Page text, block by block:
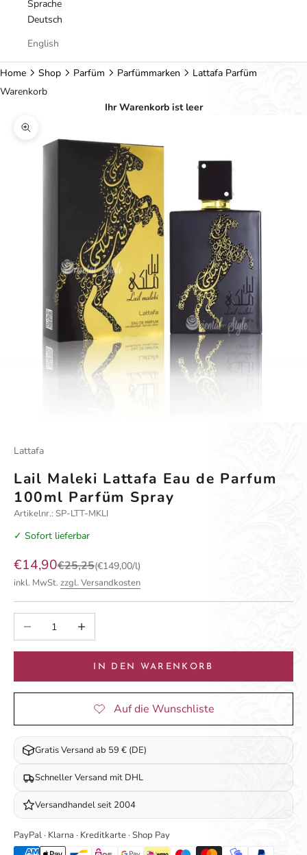
Sprache
Deutsch
English
Home Shop Parfüm Parfümmarken
Lattafa Parfüm
Warenkorb
Ihr Warenkorb ist leer
Bild vergrößern
Lattafa
Lail Maleki Lattafa Eau de Parfum
100ml Parfüm Spray
Artikelnr.: SP-LTT-MKLI
✓ Sofort lieferbar
Angebot
€14,90Regulärer Preis
€25,25(€149,00/l)
inkl. MwSt. zzgl. Versandkosten
Anzahl verringernAnzahl erhöhen
IN DEN WARENKORB
Gratis Versand ab 59 € (DE)
Schneller Versand mit DHL
Versandhandel seit 2004
PayPal · Klarna · Kreditkarte · Shop Pay